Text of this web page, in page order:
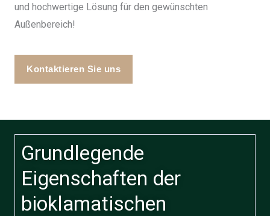
und hochwertige Lösung für den gewünschten
Außenbereich!
Kontaktieren Sie uns
Grundlegende
Eigenschaften der
bioklamatischen